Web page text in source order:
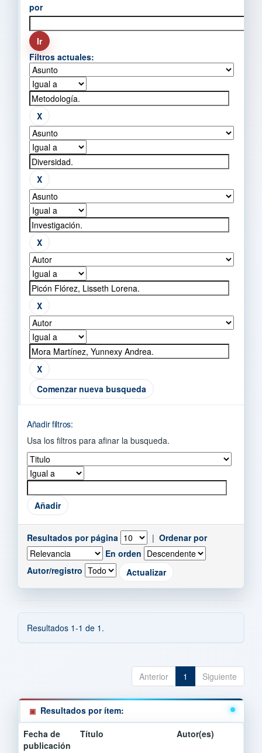
por
Filtros actuales:
Comenzar nueva busqueda
Añadir filtros:
Usa los filtros para afinar la busqueda.
Resultados por página | Ordenar por
En orden
Autor/registro
Resultados 1-1 de 1.
Anterior 1 Siguiente
Resultados por ítem:
Fecha de
publicación
Título Autor(es)